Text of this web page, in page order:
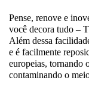
Pense, renove e
você decora tudo –
Além dessa
e é facilmente
europeias, tornando
contaminando o